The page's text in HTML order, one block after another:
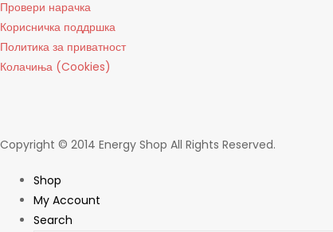
Провери нарачка
Корисничка поддршка
Политика за приватност
Колачиња (Cookies)
Copyright © 2014 Energy Shop All Rights Reserved.
Shop
My Account
Search